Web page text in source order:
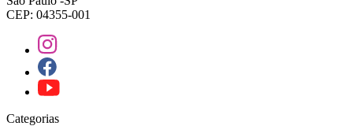
CEP: 04355-001
Categorias